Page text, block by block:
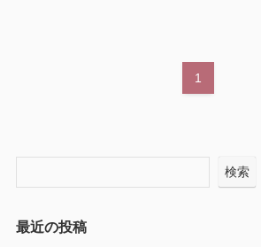
1
検索
最近の投稿